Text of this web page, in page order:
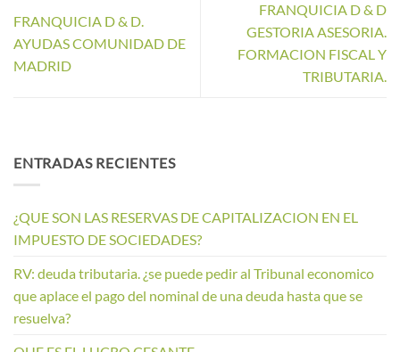
FRANQUICIA D & D.
AYUDAS COMUNIDAD DE
MADRID
FRANQUICIA D & D
GESTORIA ASESORIA.
FORMACION FISCAL Y
TRIBUTARIA.
ENTRADAS RECIENTES
¿QUE SON LAS RESERVAS DE CAPITALIZACION EN EL
IMPUESTO DE SOCIEDADES?
RV: deuda tributaria. ¿se puede pedir al Tribunal economico
que aplace el pago del nominal de una deuda hasta que se
resuelva?